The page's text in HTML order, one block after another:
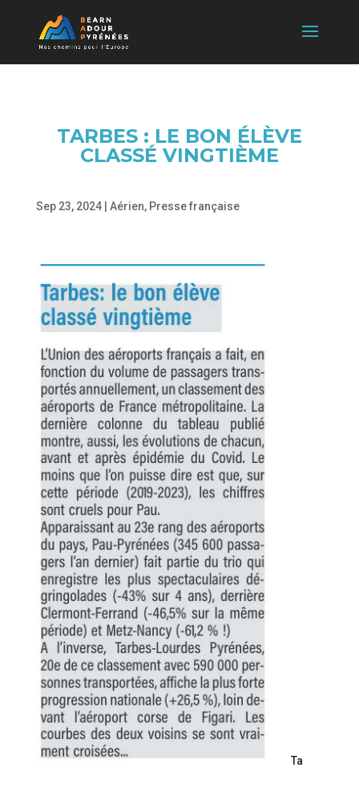
TARBES : LE BON ÉLÈVE
CLASSÉ VINGTIÈME
Sep 23, 2024| Aérien, Presse française
Ta